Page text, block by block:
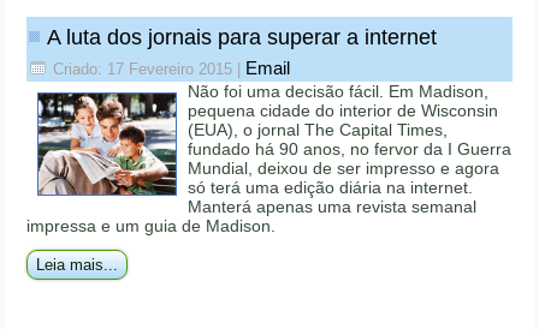
A luta dos jornais para superar a internet
Criado: 17 Fevereiro 2015 Email
Não foi uma decisão fácil. Em Madison,
pequena cidade do interior de Wisconsin
(EUA), o jornal The Capital Times,
fundado há 90 anos, no fervor da I Guerra
Mundial, deixou de ser impresso e agora
só terá uma edição diária na internet.
Manterá apenas uma revista semanal
impressa e um guia de Madison.
Leia mais...